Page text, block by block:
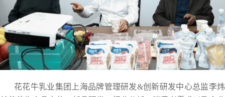
花花牛乳业集团上海品牌管理研发&创新研发中心总监李炜